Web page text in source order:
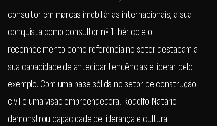
consultor em marcas imobiliárias internacionais, a sua
conquista como consultor nº 1 ibérico e o
reconhecimento como referência no setor destacam a
sua capacidade de antecipar tendências e liderar pelo
exemplo. Com uma base sólida no setor de construção
civil e uma visão empreendedora, Rodolfo Natário
demonstrou capacidade de liderança e cultura